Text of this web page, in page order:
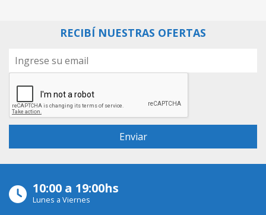
RECIBÍ NUESTRAS OFERTAS
10:00 a 19:00hs
Lunes a Viernes